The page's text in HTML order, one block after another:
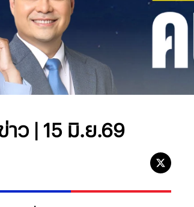
ว | 15 มิ.ย.69